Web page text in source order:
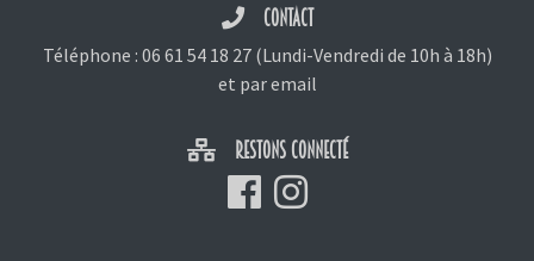
CONTACT
Téléphone : 06 61 54 18 27(Lundi-Vendredi de 10h à 18h)
et par email
RESTONS CONNECTÉ